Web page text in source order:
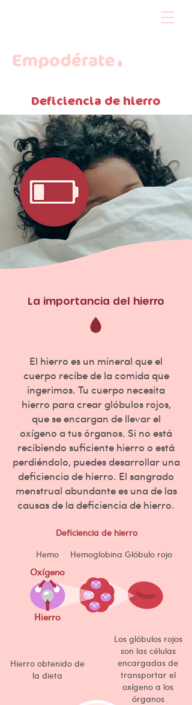
Deficiencia de hierro
La importancia del hierro
El hierro es un mineral que el
cuerpo recibe de la comida que
ingerimos. Tu cuerpo necesita
hierro para crear glóbulos rojos,
que se encargan de llevar el
oxígeno a tus órganos. Si no está
recibiendo suficiente hierro o está
perdiéndolo, puedes desarrollar una
deficiencia de hierro. El sangrado
menstrual abundante es una de las
causas de la deficiencia de hierro.
Deficiencia de hierro
Hemo
Hemoglobina
Oxígeno
Glóbulo rojo
Hierro
Hierro obtenido de
la dieta
Los glóbulos rojos
son las células
encargadas de
transportar el
oxígeno a los
órganos